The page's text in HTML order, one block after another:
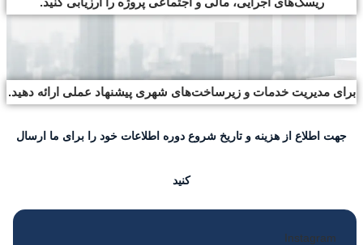
برای مدیریت خدمات و زیرساخت‌های شهری پیشنهاد عملی ارائه دهید.
جهت اطلاع از هزینه و تاریخ شروع دوره اطلاعات خود را برای ما ارسال
کنید
Instagram